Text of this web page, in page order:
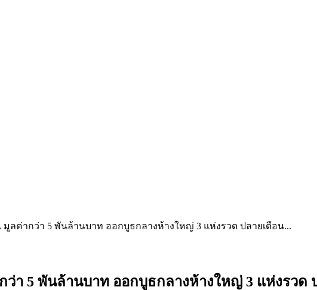
มูลค่ากว่า 5 พันล้านบาท ออกบูธกลางห้างใหญ่ 3 แห่งรวด ปลายเดือน...
ว่า 5 พันล้านบาท ออกบูธกลางห้างใหญ่ 3 แห่งรว